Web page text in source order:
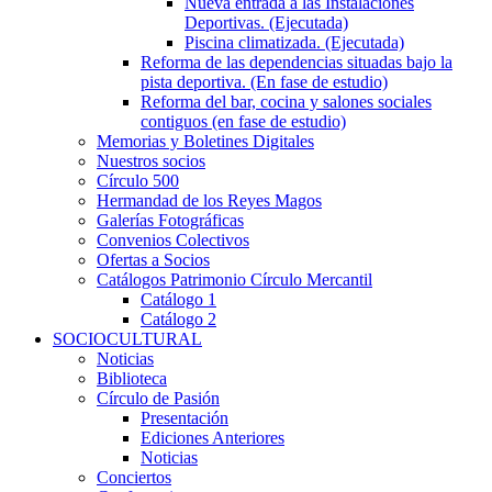
Deportivas. (Ejecutada)
Piscina climatizada. (Ejecutada)
Reforma de las dependencias situadas bajo la
pista deportiva. (En fase de estudio)
Reforma del bar, cocina y salones sociales
contiguos (en fase de estudio)
Memorias y Boletines Digitales
Nuestros socios
Círculo 500
Hermandad de los Reyes Magos
Galerías Fotográficas
Convenios Colectivos
Ofertas a Socios
Catálogos Patrimonio Círculo Mercantil
Catálogo 1
Catálogo 2
SOCIOCULTURAL
Noticias
Biblioteca
Círculo de Pasión
Presentación
Ediciones Anteriores
Noticias
Conciertos